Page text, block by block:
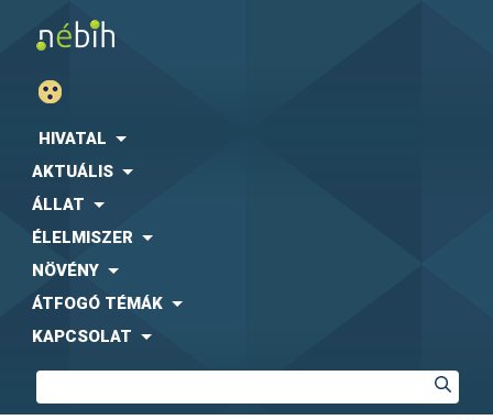
HIVATAL
AKTUÁLIS
ÁLLAT
ÉLELMISZER
NÖVÉNY
ÁTFOGÓ TÉMÁK
KAPCSOLAT